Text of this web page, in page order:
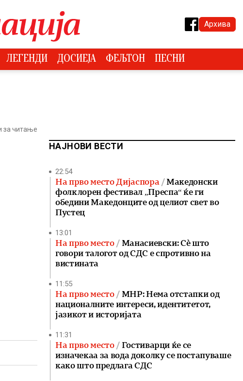
Архива
ЛЕГЕНДИ ДОСИЕЈА ФЕЉТОН ПЕСНИ
за читање
НАЈНОВИ ВЕСТИ
22:54
На прво место Дијаспора
Македонски
фолклорен фестивал „Преспа“ ќе ги
обедини Македонците од целиот свет во
Пустец
13:01
На прво место
Манасиевски: Сè што
говори талогот од СДС е спротивно на
вистината
11:55
На прво место
МНР: Нема отстапки од
националните интереси, идентитетот,
јазикот и историјата
11:31
На прво место
Гостиварци ќе се
изначекаа за вода доколку се постапуваше
како што предлага СДС